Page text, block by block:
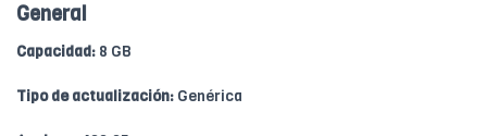
General
Capacidad: 8 GB
Tipo de actualización: Genérica